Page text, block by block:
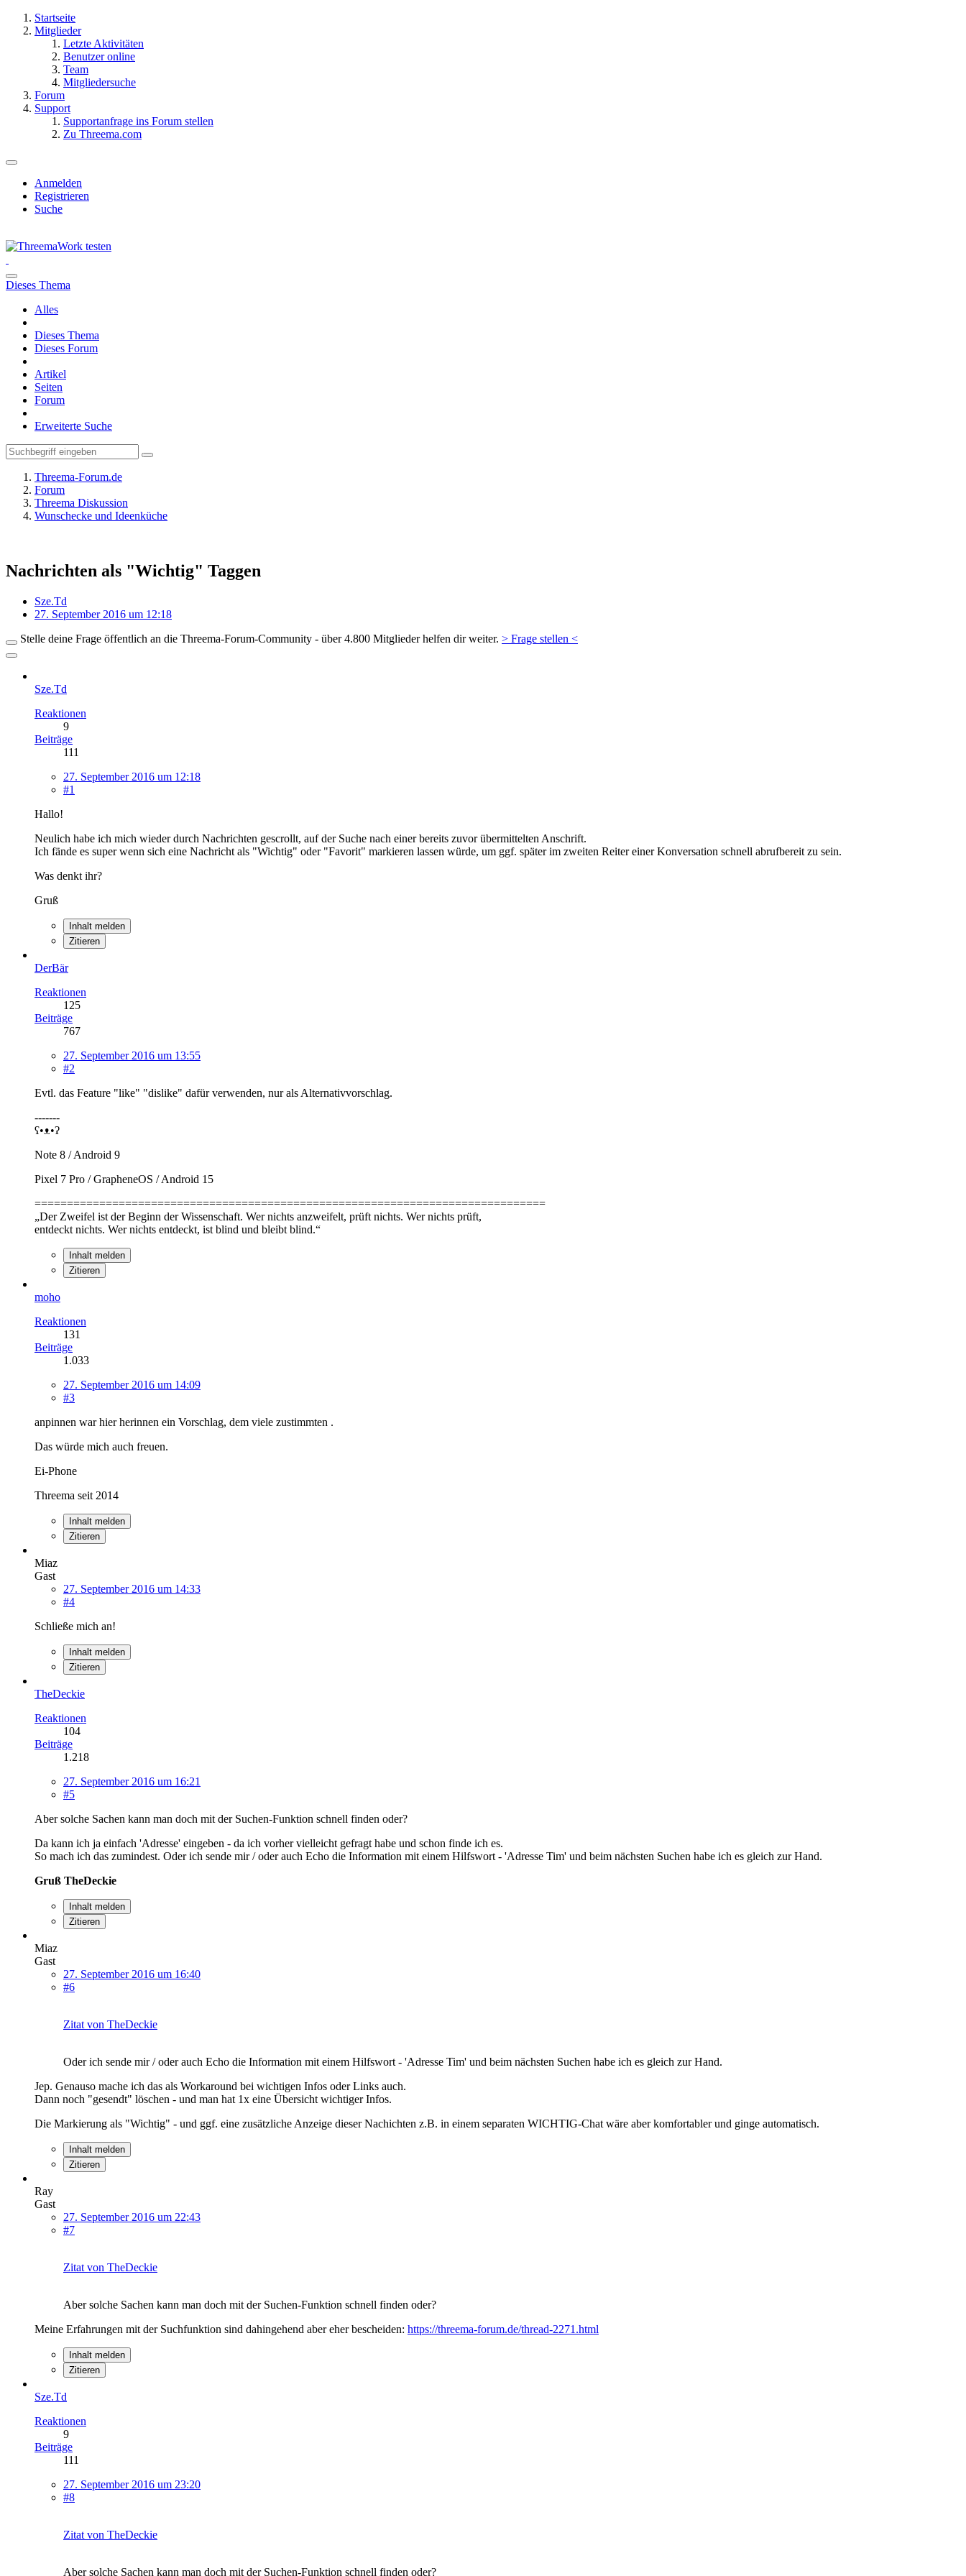
Startseite
Mitglieder
Letzte Aktivitäten
Benutzer online
Team
Mitgliedersuche
Forum
Support
Supportanfrage ins Forum stellen
Zu Threema.com
Anmelden
Registrieren
Suche
Dieses Thema
Alles
Dieses Thema
Dieses Forum
Artikel
Seiten
Forum
Erweiterte Suche
Threema-Forum.de
Forum
Threema Diskussion
Wunschecke und Ideenküche
Nachrichten als "Wichtig" Taggen
Sze.Td
27. September 2016 um 12:18
Stelle deine Frage öffentlich an die Threema-Forum-Community - über 4.800 Mitglieder helfen dir weiter. > Frage stellen <
Sze.Td
Reaktionen
9
Beiträge
111
27. September 2016 um 12:18
#1
Hallo!
Neulich habe ich mich wieder durch Nachrichten gescrollt, auf der Suche nach einer bereits zuvor übermittelten Anschrift.
Ich fände es super wenn sich eine Nachricht als "Wichtig" oder "Favorit" markieren lassen würde, um ggf. später im zweiten Reiter einer Konversation schnell abrufbereit zu sein.
Was denkt ihr?
Gruß
Inhalt melden
Zitieren
DerBär
Reaktionen
125
Beiträge
767
27. September 2016 um 13:55
#2
Evtl. das Feature "like" "dislike" dafür verwenden, nur als Alternativvorschlag.
-------
ʕ•ᴥ•ʔ
Note 8 / Android 9
Pixel 7 Pro / GrapheneOS / Android 15
===============================================================================
„Der Zweifel ist der Beginn der Wissenschaft. Wer nichts anzweifelt, prüft nichts. Wer nichts prüft,
entdeckt nichts. Wer nichts entdeckt, ist blind und bleibt blind.“
Inhalt melden
Zitieren
moho
Reaktionen
131
Beiträge
1.033
27. September 2016 um 14:09
#3
anpinnen war hier herinnen ein Vorschlag, dem viele zustimmten .
Das würde mich auch freuen.
Ei-Phone
Threema seit 2014
Inhalt melden
Zitieren
Miaz
Gast
27. September 2016 um 14:33
#4
Schließe mich an!
Inhalt melden
Zitieren
TheDeckie
Reaktionen
104
Beiträge
1.218
27. September 2016 um 16:21
#5
Aber solche Sachen kann man doch mit der Suchen-Funktion schnell finden oder?
Da kann ich ja einfach 'Adresse' eingeben - da ich vorher vielleicht gefragt habe und schon finde ich es.
So mach ich das zumindest. Oder ich sende mir / oder auch Echo die Information mit einem Hilfswort - 'Adresse Tim' und beim nächsten Suchen habe ich es gleich zur Hand.
Gruß TheDeckie
Inhalt melden
Zitieren
Miaz
Gast
27. September 2016 um 16:40
#6
Zitat von TheDeckie
Oder ich sende mir / oder auch Echo die Information mit einem Hilfswort - 'Adresse Tim' und beim nächsten Suchen habe ich es gleich zur Hand.
Jep. Genauso mache ich das als Workaround bei wichtigen Infos oder Links auch.
Dann noch "gesendt" löschen - und man hat 1x eine Übersicht wichtiger Infos.
Die Markierung als "Wichtig" - und ggf. eine zusätzliche Anzeige dieser Nachichten z.B. in einem separaten WICHTIG-Chat wäre aber komfortabler und ginge automatisch.
Inhalt melden
Zitieren
Ray
Gast
27. September 2016 um 22:43
#7
Zitat von TheDeckie
Aber solche Sachen kann man doch mit der Suchen-Funktion schnell finden oder?
Meine Erfahrungen mit der Suchfunktion sind dahingehend aber eher bescheiden: https://threema-forum.de/thread-2271.html
Inhalt melden
Zitieren
Sze.Td
Reaktionen
9
Beiträge
111
27. September 2016 um 23:20
#8
Zitat von TheDeckie
Aber solche Sachen kann man doch mit der Suchen-Funktion schnell finden oder?